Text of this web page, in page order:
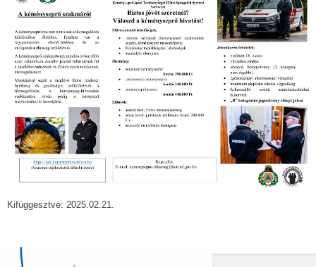
Kifüggesztve: 2025.02.21.